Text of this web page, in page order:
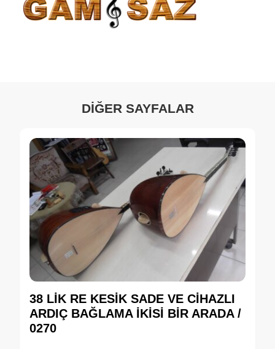
DİĞER SAYFALAR
38 LİK RE KESİK SADE VE CİHAZLI
ARDIÇ BAĞLAMA İKİSİ BİR ARADA /
0270